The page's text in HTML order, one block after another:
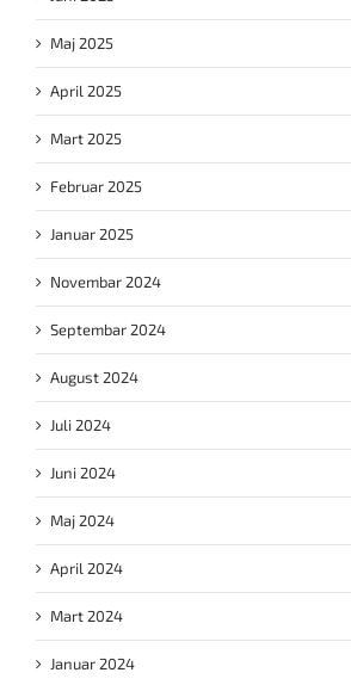
Maj 2025
April 2025
Mart 2025
Februar 2025
Januar 2025
Novembar 2024
Septembar 2024
August 2024
Juli 2024
Juni 2024
Maj 2024
April 2024
Mart 2024
Januar 2024